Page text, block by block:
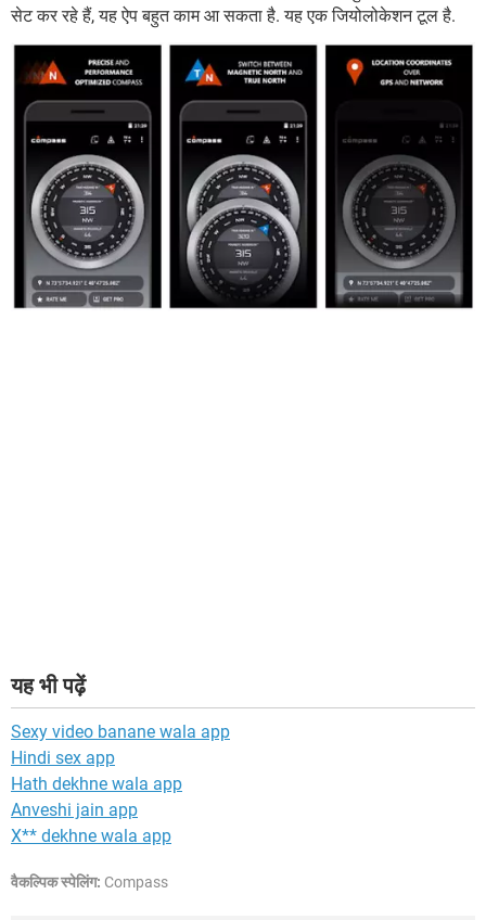
सेट कर रहे हैं, यह ऐप बहुत काम आ सकता है. यह एक जियोलोकेशन टूल है.
यह भी पढ़ें
Sexy video banane wala app
Hindi sex app
Hath dekhne wala app
Anveshi jain app
X** dekhne wala app
वैकल्पिक स्पेलिंग: Compass